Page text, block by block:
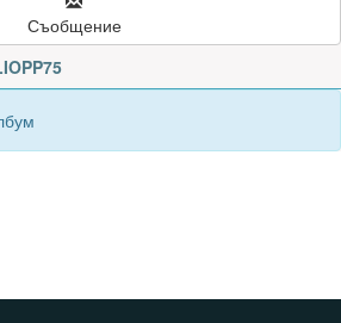
Съобщение